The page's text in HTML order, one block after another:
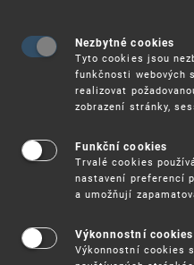
Vynálezy /
Užitnévzory
Nezbytné cookies
Tyto cookies jsou
funkčnosti webových
realizovat
zobrazení stránky,
Funkční cookies
Trvalé cookies
nastavení preferencí
a umožňují
Výkonnostní cookies
Výkonnostní cookies